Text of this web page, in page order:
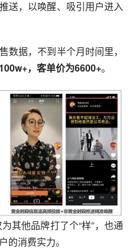
送，以唤醒、吸引用户进入
数据，不到半个月时间里，
，客单价为6600+。
其他品牌打了个“样”，也通
的消费实力。